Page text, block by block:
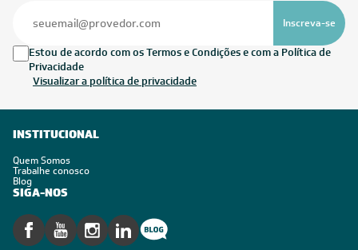
Inscreva-se
Estou de acordo com os Termos e Condições e com a Política de
Privacidade
Visualizar a política de privacidade
INSTITUCIONAL
Quem Somos
Trabalhe conosco
Blog
SIGA-NOS